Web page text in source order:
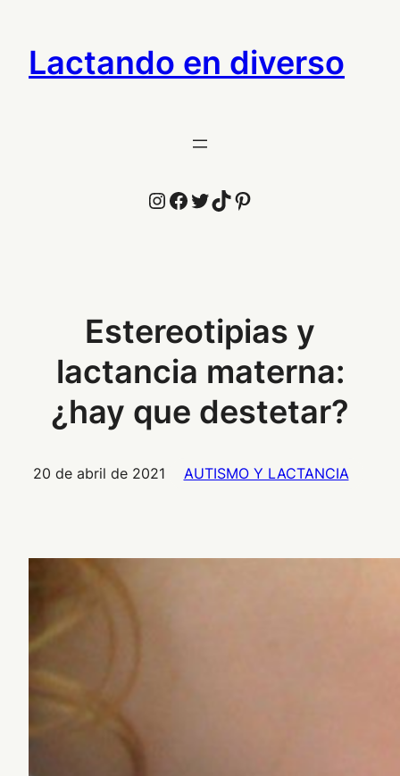
contenido
Lactando en diverso
Instagram
Facebook
Twitter
TikTok
Pinterest
Estereotipias y
lactancia materna:
¿hay que destetar?
20 de abril de 2021 AUTISMO Y LACTANCIA